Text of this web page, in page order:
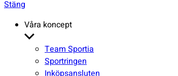
Stäng
Våra koncept
Visa
undermeny
Team Sportia
Sportringen
Inköpsansluten